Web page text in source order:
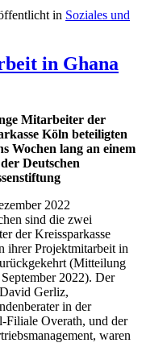
in Soziales und
in Ghana
Mitarbeiter der
Köln beteiligten
Wochen lang an einem
Deutschen
2022
sind die zwei
der Kreissparkasse
ihrer Projektmitarbeit in
(Mitteilung
2022). Der
Gerliz,
in der
Filiale Overath, und der
waren